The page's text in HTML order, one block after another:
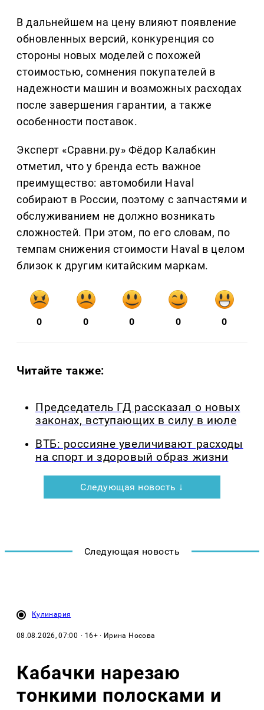
В дальнейшем на цену влияют появление
обновленных версий, конкуренция со
стороны новых моделей с похожей
стоимостью, сомнения покупателей в
надежности машин и возможных расходах
после завершения гарантии, а также
особенности поставок.
Эксперт «Сравни.ру» Фёдор Калабкин
отметил, что у бренда есть важное
преимущество: автомобили Haval
собирают в России, поэтому с запчастями и
обслуживанием не должно возникать
сложностей. При этом, по его словам, по
темпам снижения стоимости Haval в целом
близок к другим китайским маркам.
0 0 0 0 0
Читайте также:
Председатель ГД рассказал о новых
законах, вступающих в силу в июле
ВТБ: россияне увеличивают расходы
на спорт и здоровый образ жизни
Следующая новость ↓
Следующая новость
Кулинария
08.08.2026, 07:00 · 16+ · Ирина Носова
Кабачки нарезаю
тонкими полосками и